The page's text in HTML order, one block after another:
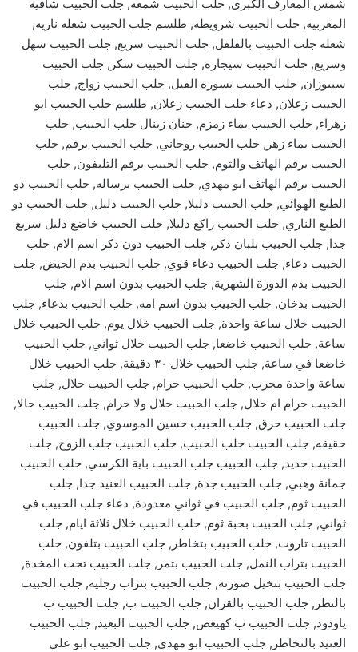
شمس المعارف الكبرى, جلب الحبيب شمعه, جلب الحبيب شافية
المغربية, جلب الحبيب شرويطة, طلسم جلب الحبيب شعله ناريه,
شعله جلب الحبيب بالفلفل, جلب الحبيب سريع, جلب الحبيب سهل
وسريع, جلب الحبيب سيجارة, جلب الحبيب سكر, جلب الحبيب
سيبوزان, جلب الحبيب بسورة الفيل, جلب الحبيب زواج, جلب
الحبيب زعلان, دعاء جلب الحبيب زعلان, طلسم جلب الحبيب ابو
زهراء, جلب الحبيب بماء زمزم, حنان زينال جلب الحبيب, جلب
الحبيب بماء زهر, جلب الحبيب روحاني, جلب الحبيب برقم, جلب
الحبيب برقم الهاتف والثوم, جلب الحبيب برقم التليفون, جلب
الحبيب برقم الهاتف ابو مهدي, جلب الحبيب برساله, جلب الحبيب ذو
الطبع الهوائي, جلب الحبيب ذليلا, جلب الحبيب ذليل, جلب الحبيب ذو
الطبع الناري, جلب الحبيب راكع ذليلا, جلب الحبيب خاضع ذليل سريع
جدا, جلب الحبيب بلبان ذكر, جلب الحبيب دون ذكر اسم الام, جلب
الحبيب دعاء, جلب الحبيب دعاء قوي, جلب الحبيب بدم الحيض, جلب
الحبيب بدم الدورة الشهرية, جلب الحبيب بدون اسم الام, جلب
الحبيب بدخان, جلب الحبيب بدون اسم امه, جلب الحبيب بدعاء, جلب
الحبيب خلال ساعة واحدة, جلب الحبيب خلال يوم, جلب الحبيب خلال
ساعة, جلب الحبيب خاضعا, جلب الحبيب خلال ثواني, جلب الحبيب
خاضعا في ساعة, جلب الحبيب خلال ٣٠ دقيقة, جلب الحبيب خلال
ساعة واحدة مجرب, جلب الحبيب حرام, جلب الحبيب حلال, جلب
الحبيب حرام ام حلال, جلب الحبيب حلال ولا حرام, جلب الحبيب حالا,
جلب الحبيب حرق, جلب الحبيب حسين الموسوي, جلب الحبيب
حقيقه, جلب الحبيب جلب الحبيب, جلب الحبيب جلب الزوج, جلب
الحبيب جديد, جلب الحبيب جلب الحبيب باية الكرسي, جلب الحبيب
جمانة وهبي, جلب الحبيب جدة, جلب الحبيب العنيد جدا, جلب
الحبيب ثوم, جلب الحبيب في ثواني معدودة, دعاء جلب الحبيب في
ثواني, جلب الحبيب بحبة ثوم, جلب الحبيب خلال ثلاثة ايام, جلب
الحبيب تاروت, جلب الحبيب بتخاطر, جلب الحبيب بتلفون, جلب
الحبيب بتراب النمل, جلب الحبيب بتمر, جلب الحبيب تحت المخدة,
جلب الحبيب بتخيل صورته, جلب الحبيب بتراب رجليه, جلب الحبيب
بالنظر, جلب الحبيب بالقران, جلب الحبيب ب, جلب الحبيب ب
ياودود, جلب الحبيب ب كهيعص, جلب الحبيب البعيد, جلب الحبيب
العنيد بالتخاطر, جلب الحبيب ابو مهدي, جلب الحبيب ابو علي